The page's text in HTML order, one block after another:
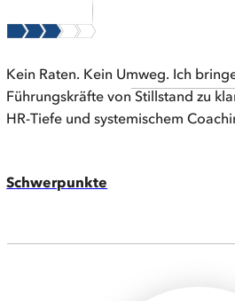
Kein Raten. Kein Umweg. Ich
Führungskräfte von Stillstand zu
HR-Tiefe und systemischem
Schwerpunkte